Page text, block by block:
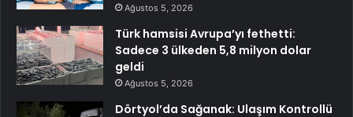
Ağustos 5, 2026
Türk hamsisi Avrupa’yı fethetti:
Sadece 3 ülkeden 5,8 milyon dolar
geldi
Ağustos 5, 2026
Dörtyol’da Sağanak: Ulaşım Kontrollü